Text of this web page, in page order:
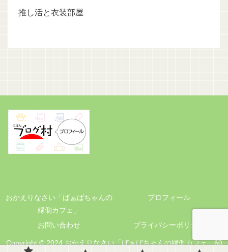
推し活と衣装部屋
おかえりなさい「ばぁばちゃんの
縁側カフェ」
プロフィール
お問い合わせ プライバシーポリシー
Copyright © 2024 おかえりなさい「ばぁばちゃんの縁側カフェ」60